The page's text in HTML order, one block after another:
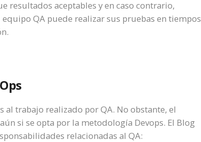
resultados aceptables y en caso contrario,
QA puede realizar sus pruebas en tiempos
al trabajo realizado por QA. No obstante, el
si se opta por la metodología Devops. El Blog
relacionadas al QA: